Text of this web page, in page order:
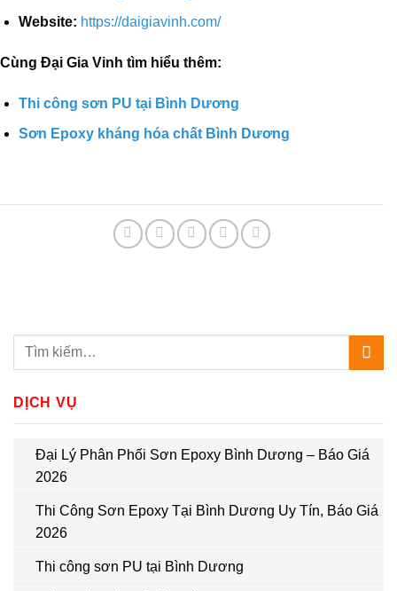
Website: https://daigiavinh.com/
Cùng Đại Gia Vinh tìm hiểu thêm:
Thi công sơn PU tại Bình Dương
Sơn Epoxy kháng hóa chất Bình Dương
DỊCH VỤ
Đại Lý Phân Phối Sơn Epoxy Bình Dương – Báo Giá
2026
Thi Công Sơn Epoxy Tại Bình Dương Uy Tín, Báo Giá
2026
Thi công sơn PU tại Bình Dương